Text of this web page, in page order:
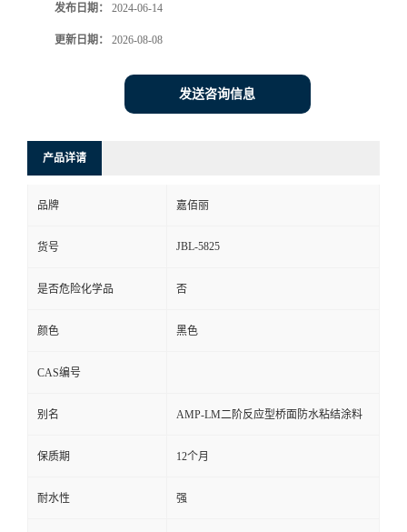
发布日期： 2024-06-14
更新日期： 2026-08-08
发送咨询信息
产品详请
品牌 嘉佰丽
货号 JBL-5825
是否危险化学品 否
颜色 黑色
CAS编号
别名 AMP-LM二阶反应型桥面防水粘结涂料
保质期 12个月
耐水性 强